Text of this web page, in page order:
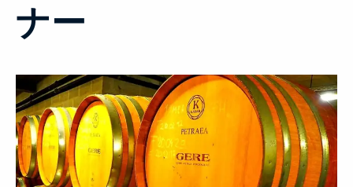
ナー